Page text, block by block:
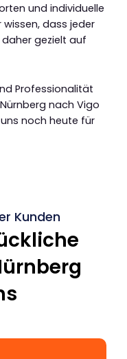
und individuelle
wissen, dass jeder
gezielt auf
Professionalität
nach Vigo
noch heute für
Kunden